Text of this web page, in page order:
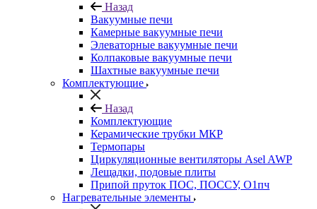
Назад
Вакуумные печи
Камерные вакуумные печи
Элеваторные вакуумные печи
Колпаковые вакуумные печи
Шахтные вакуумные печи
Комплектующие
Назад
Комплектующие
Керамические трубки МКР
Термопары
Циркуляционные вентиляторы Asel AWP
Лещадки, подовые плиты
Припой пруток ПОС, ПОССУ, О1пч
Нагревательные элементы